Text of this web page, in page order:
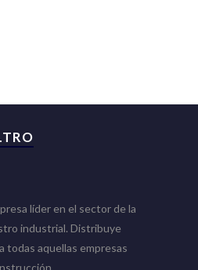
líder en el sector de la
industrial. Distribuye
todas aquellas empresas